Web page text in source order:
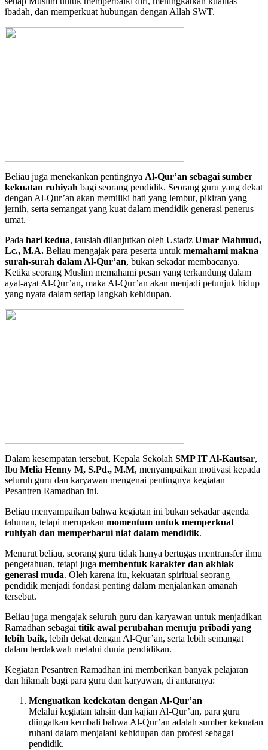
ibadah, dan memperkuat hubungan dengan Allah SWT.
Beliau juga menekankan pentingnya Al-Qur’an sebagai sumber
kekuatan ruhiyah bagi seorang pendidik. Seorang guru yang dekat
dengan Al-Qur’an akan memiliki hati yang lembut, pikiran yang
jernih, serta semangat yang kuat dalam mendidik generasi penerus
umat.
Pada hari kedua, tausiah dilanjutkan oleh Ustadz Umar Mahmud,
Lc., M.A. Beliau mengajak para peserta untuk memahami makna
surah-surah dalam Al-Qur’an, bukan sekadar membacanya.
Ketika seorang Muslim memahami pesan yang terkandung dalam
ayat-ayat Al-Qur’an, maka Al-Qur’an akan menjadi petunjuk hidup
yang nyata dalam setiap langkah kehidupan.
Dalam kesempatan tersebut, Kepala Sekolah SMP IT Al-Kautsar,
Ibu Melia Henny M, S.Pd., M.M, menyampaikan motivasi kepada
seluruh guru dan karyawan mengenai pentingnya kegiatan
Pesantren Ramadhan ini.
Beliau menyampaikan bahwa kegiatan ini bukan sekadar agenda
tahunan, tetapi merupakan momentum untuk memperkuat
ruhiyah dan memperbarui niat dalam mendidik.
Menurut beliau, seorang guru tidak hanya bertugas mentransfer ilmu
pengetahuan, tetapi juga membentuk karakter dan akhlak
generasi muda. Oleh karena itu, kekuatan spiritual seorang
pendidik menjadi fondasi penting dalam menjalankan amanah
tersebut.
Beliau juga mengajak seluruh guru dan karyawan untuk menjadikan
Ramadhan sebagai titik awal perubahan menuju pribadi yang
lebih baik, lebih dekat dengan Al-Qur’an, serta lebih semangat
dalam berdakwah melalui dunia pendidikan.
Kegiatan Pesantren Ramadhan ini memberikan banyak pelajaran
dan hikmah bagi para guru dan karyawan, di antaranya:
Menguatkan kedekatan dengan Al-Qur’an
Melalui kegiatan tahsin dan kajian Al-Qur’an, para guru
diingatkan kembali bahwa Al-Qur’an adalah sumber kekuatan
ruhani dalam menjalani kehidupan dan profesi sebagai
pendidik.